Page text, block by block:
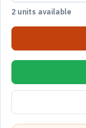
2 units available